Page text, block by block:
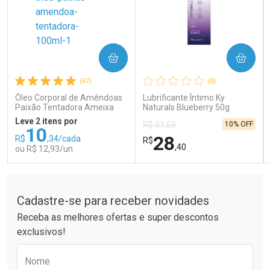
Comprar sem Desconto
Por R$ 189,99/cada
Comprar sem Desconto
Por R$ 189,99/cada
Comprar sem Desconto
Por R$ 41,99/cada
Comprar sem Desconto
Por R$ 41,99/cada
(67)
Óleo Corporal de Amêndoas
Paixão Tentadora Ameixa
Rubi 100ml
Leve 2 itens por
R$10,34/cada
ou R$ 12,93/un
COMPRAR
Laboratório
Por Menos
(0)
Lubrificante Íntimo Ky
Naturals Blueberry 50g
R$ 31,59
R$28,40
10% OFF
COMPRAR
Laboratório
Por Menos
Cadastre-se para receber novidades
Receba as melhores ofertas e super descontos
exclusivos!
Nome